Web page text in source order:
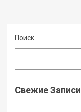
Поиск
Свежие Записи